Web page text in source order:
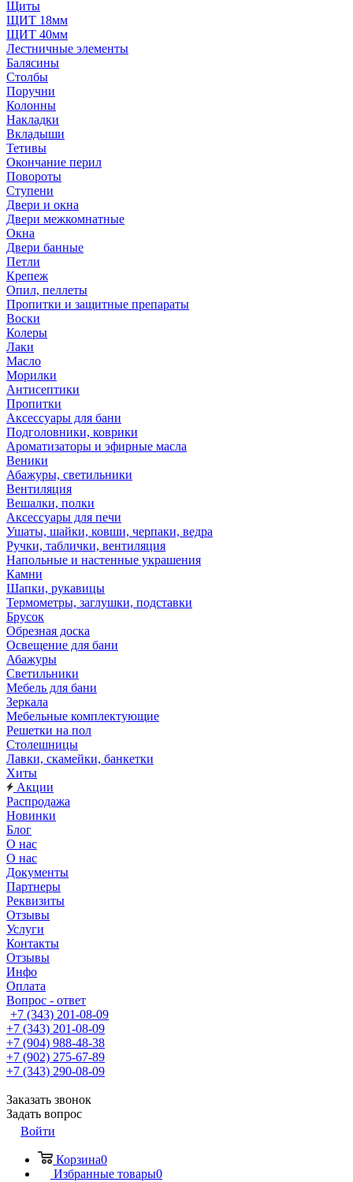
Щиты
ЩИТ 18мм
ЩИТ 40мм
Лестничные элементы
Балясины
Столбы
Поручни
Колонны
Накладки
Вкладыши
Тетивы
Окончание перил
Повороты
Ступени
Двери и окна
Двери межкомнатные
Окна
Двери банные
Петли
Крепеж
Опил, пеллеты
Пропитки и защитные препараты
Воски
Колеры
Лаки
Масло
Морилки
Антисептики
Пропитки
Аксессуары для бани
Подголовники, коврики
Ароматизаторы и эфирные масла
Веники
Абажуры, светильники
Вентиляция
Вешалки, полки
Аксессуары для печи
Ушаты, шайки, ковши, черпаки, ведра
Ручки, таблички, вентиляция
Напольные и настенные украшения
Камни
Шапки, рукавицы
Термометры, заглушки, подставки
Брусок
Обрезная доска
Освещение для бани
Абажуры
Светильники
Мебель для бани
Зеркала
Мебельные комплектующие
Решетки на пол
Столешницы
Лавки, скамейки, банкетки
Хиты
Акции
Распродажа
Новинки
Блог
О нас
О нас
Документы
Партнеры
Реквизиты
Отзывы
Услуги
Контакты
Отзывы
Инфо
Оплата
Вопрос - ответ
+7 (343) 201-08-09
+7 (343) 201-08-09
+7 (904) 988-48-38
+7 (902) 275-67-89
+7 (343) 290-08-09
Заказать звонок
Задать вопрос
Войти
Корзина0
Избранные товары0